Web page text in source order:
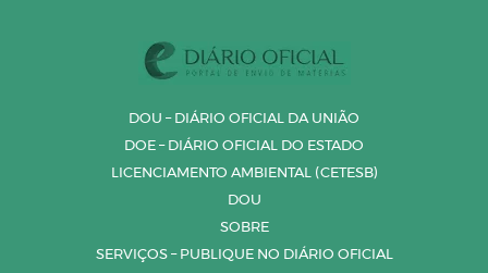
DOU – DIÁRIO OFICIAL DA UNIÃO
DOE – DIÁRIO OFICIAL DO ESTADO
LICENCIAMENTO AMBIENTAL (CETESB)
DOU
SOBRE
SERVIÇOS – PUBLIQUE NO DIÁRIO OFICIAL